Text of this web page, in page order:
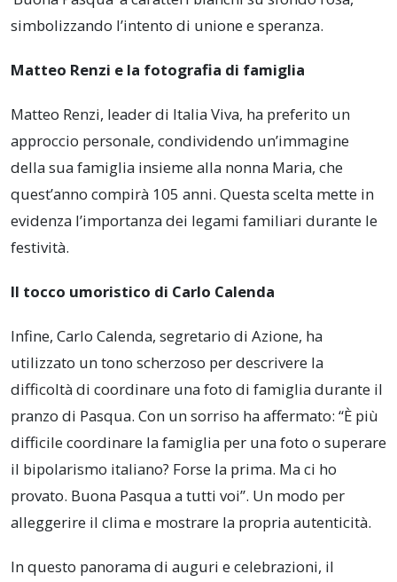
simbolizzando l’intento di unione e speranza.
Matteo Renzi e la fotografia di famiglia
Matteo Renzi, leader di Italia Viva, ha preferito un
approccio personale, condividendo un’immagine
della sua famiglia insieme alla nonna Maria, che
quest’anno compirà 105 anni. Questa scelta mette in
evidenza l’importanza dei legami familiari durante le
festività.
Il tocco umoristico di Carlo Calenda
Infine, Carlo Calenda, segretario di Azione, ha
utilizzato un tono scherzoso per descrivere la
difficoltà di coordinare una foto di famiglia durante il
pranzo di Pasqua. Con un sorriso ha affermato: “È più
difficile coordinare la famiglia per una foto o superare
il bipolarismo italiano? Forse la prima. Ma ci ho
provato. Buona Pasqua a tutti voi”. Un modo per
alleggerire il clima e mostrare la propria autenticità.
In questo panorama di auguri e celebrazioni, il